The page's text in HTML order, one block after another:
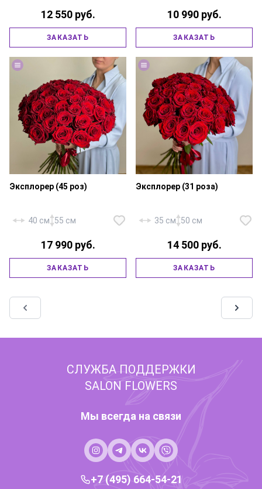
Роза «Россия Ред Наоми» — 35
12 550 руб.
ЗАКАЗАТЬ
эустома «Розита белая» — 5 шт.,
трахелиум — 2 шт., писташ,
рускус, фирменная упаковка,
10 990 руб.
ЗАКАЗАТЬ
Роза «Эквадор Эксплорер» — 45
Эксплорер (45 роз)
40 см 55 см
17 990 руб.
ЗАКАЗАТЬ
Роза «Эквадор Эксплорер» — 31
Эксплорер (31 роза)
35 см 50 см
14 500 руб.
ЗАКАЗАТЬ
СЛУЖБА ПОДДЕРЖКИ
SALON FLOWERS
Мы всегда на связи
+7 (495) 664-54-21